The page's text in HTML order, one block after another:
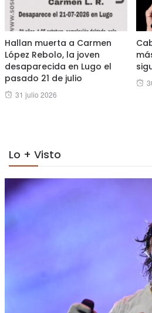
Hallan muerta a Carmen
López Rebolo, la joven
desaparecida en Lugo el
pasado 21 de julio
Posted
31 julio 2026
Lo + Visto